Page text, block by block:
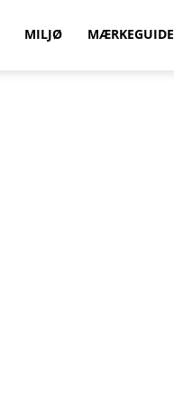
MILJØ MÆRKEGUIDE